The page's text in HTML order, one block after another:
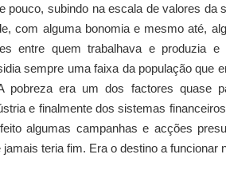
pouco, subindo na escala de valores
com alguma bonomia e mesmo até,
entre quem trabalhava e produzia
sempre uma faixa da população que
pobreza era um dos factores quase
e finalmente dos sistemas
algumas campanhas e acções
teria fim. Era o destino a funcionar